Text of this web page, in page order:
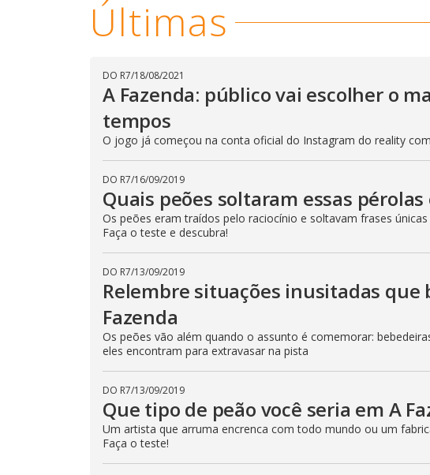
i
d
e
o
aÚltimas
DO R7/18/08/2021
A Fazenda: público vai escolher o
tempos
O jogo já começou na conta oficial do Instagram do reality
DO R7/16/09/2019
Quais peões soltaram essas pérolas
Os peões eram traídos pelo raciocínio e soltavam frases
Faça o teste e descubra!
DO R7/13/09/2019
Relembre situações inusitadas que
Fazenda
Os peões vão além quando o assunto é comemorar:
eles encontram para extravasar na pista
DO R7/13/09/2019
Que tipo de peão você seria em A
Um artista que arruma encrenca com todo mundo ou um
Faça o teste!